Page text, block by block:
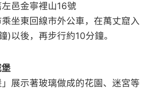
邑金寧裡山16號
坐東回線市外公車，在萬丈窟入
)以後，再步行約10分鐘。
」展示著玻璃做成的花園、迷宮等